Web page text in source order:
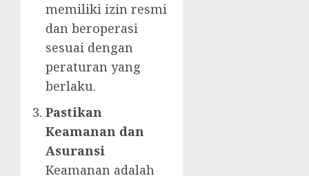
memiliki izin resmi
dan beroperasi
sesuai dengan
peraturan yang
berlaku.
Pastikan
Keamanan dan
Asuransi
Keamanan adalah